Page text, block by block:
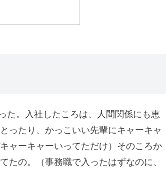
た。入社したころは、人間関係にも恵
ったり、かっこいい先輩にキャーキャ
ャーキャーいってただけ）そのころか
たの。（事務職で入ったはずなのに、